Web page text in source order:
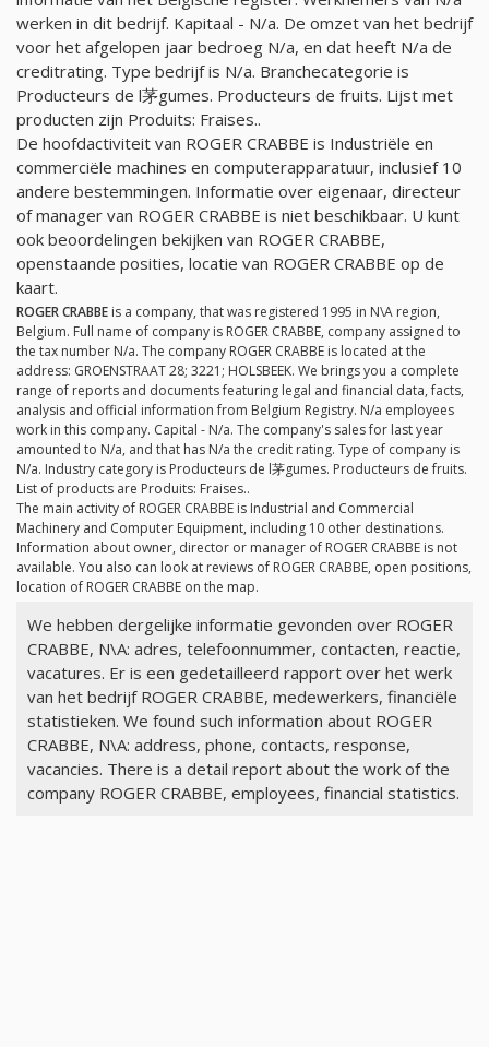
werken in dit bedrijf. Kapitaal - N/a. De omzet van het bedrijf
voor het afgelopen jaar bedroeg N/a, en dat heeft N/a de
creditrating. Type bedrijf is N/a. Branchecategorie is
Producteurs de l茅gumes. Producteurs de fruits. Lijst met
producten zijn Produits: Fraises..
De hoofdactiviteit van ROGER CRABBE is Industriële en
commerciële machines en computerapparatuur, inclusief 10
andere bestemmingen. Informatie over eigenaar, directeur
of manager van ROGER CRABBE is niet beschikbaar. U kunt
ook beoordelingen bekijken van ROGER CRABBE,
openstaande posities, locatie van ROGER CRABBE op de
kaart.
ROGER CRABBE is a company, that was registered 1995 in N\A region,
Belgium. Full name of company is ROGER CRABBE, company assigned to
the tax number N/a. The company ROGER CRABBE is located at the
address: GROENSTRAAT 28; 3221; HOLSBEEK. We brings you a complete
range of reports and documents featuring legal and financial data, facts,
analysis and official information from Belgium Registry. N/a employees
work in this company. Capital - N/a. The company's sales for last year
amounted to N/a, and that has N/a the credit rating. Type of company is
N/a. Industry category is Producteurs de l茅gumes. Producteurs de fruits.
List of products are Produits: Fraises..
The main activity of ROGER CRABBE is Industrial and Commercial
Machinery and Computer Equipment, including 10 other destinations.
Information about owner, director or manager of ROGER CRABBE is not
available. You also can look at reviews of ROGER CRABBE, open positions,
location of ROGER CRABBE on the map.
We hebben dergelijke informatie gevonden over ROGER
CRABBE, N\A: adres, telefoonnummer, contacten, reactie,
vacatures. Er is een gedetailleerd rapport over het werk
van het bedrijf ROGER CRABBE, medewerkers, financiële
statistieken. We found such information about ROGER
CRABBE, N\A: address, phone, contacts, response,
vacancies. There is a detail report about the work of the
company ROGER CRABBE, employees, financial statistics.